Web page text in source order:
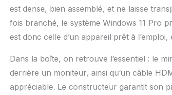
et
et
est dense, bien assemblé, et ne laisse
fois branché, le système Windows 11 Pro
est donc celle d’un appareil prêt à
Dans la boîte, on retrouve l’essentiel : le
derrière un moniteur, ainsi qu’un câble
appréciable. Le constructeur garantit son